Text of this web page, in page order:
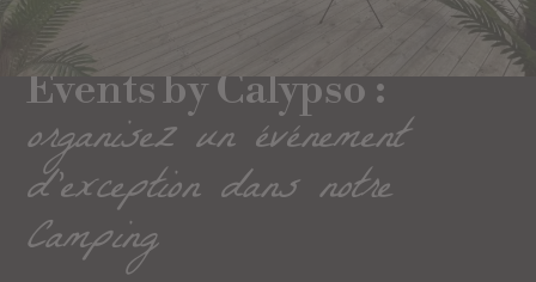
Events by Calypso :
organisez un événement
d’exception dans notre
Camping